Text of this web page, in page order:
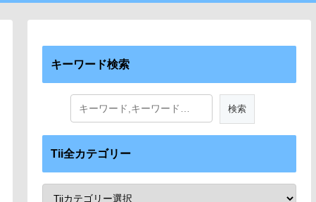
キーワード検索
Tii全カテゴリー